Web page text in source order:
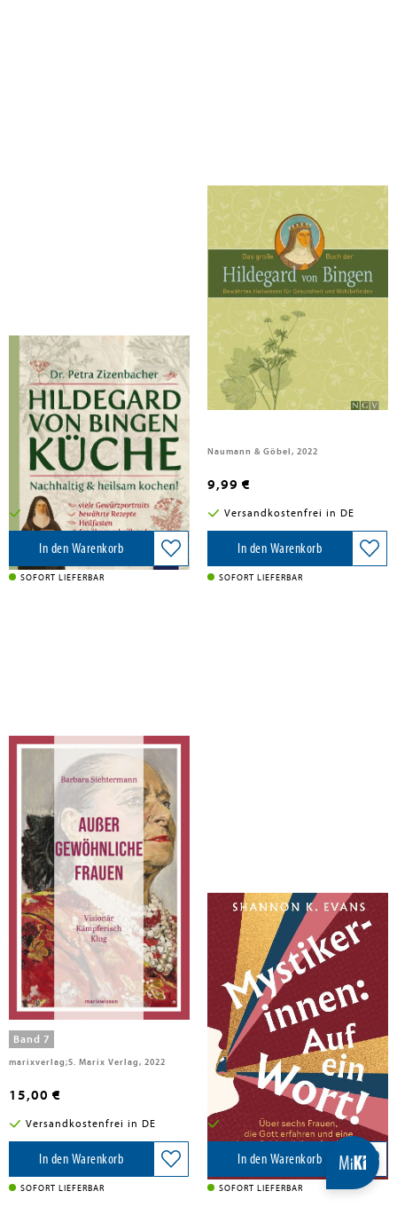
Zizenbacher, Petra
Hildegard von Bingen Küche
Freya Verlag, 2020
14,90 €
Versandkostenfrei in DE
In den Warenkorb
SOFORT LIEFERBAR
Das große Buch der Hildegard
von Bingen
Naumann & Göbel, 2022
9,99 €
Versandkostenfrei in DE
In den Warenkorb
SOFORT LIEFERBAR
Barbara Sichtermann
Außergewöhnliche Frauen
Band 7
marixverlag;S. Marix Verlag, 2022
15,00 €
Versandkostenfrei in DE
In den Warenkorb
SOFORT LIEFERBAR
Evans, Shannon K.
Mystikerinnen: Auf ein Wort!
Kösel-Verlag, 2025
20,00 €
Versandkostenfrei in DE
In den Warenkorb
SOFORT LIEFERBAR